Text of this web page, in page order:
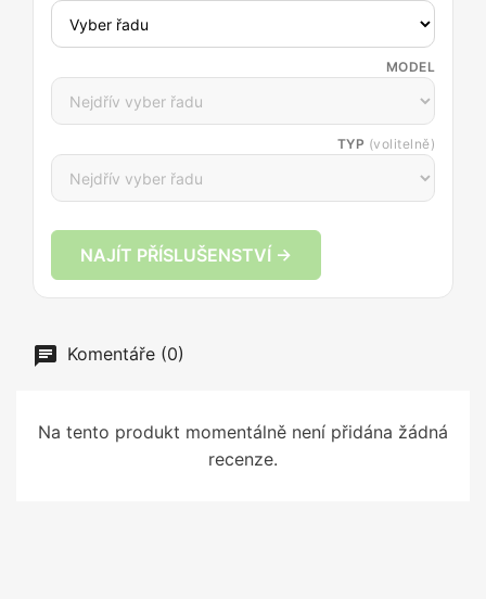
MODEL
TYP (volitelně)
NAJÍT PŘÍSLUŠENSTVÍ →
Komentáře (0)
Na tento produkt momentálně není přidána žádná
recenze.